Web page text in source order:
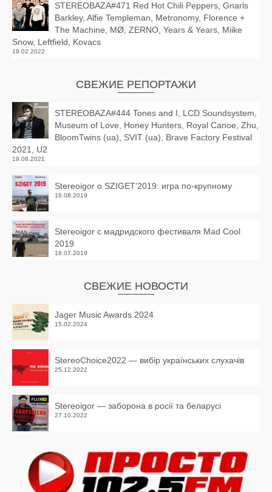
STEREOBAZA#471 Red Hot Chili Peppers, Gnarls
Barkley, Alfie Templeman, Metronomy, Florence +
The Machine, MØ, ZERNO, Years & Years, Miike
Snow, Leftfield, Kovacs
19.02.2022
СВЕЖИЕ РЕПОРТАЖИ
STEREOBAZA#444 Tones and I, LCD Soundsystem,
Museum of Love, Honey Hunters, Royal Canoe, Zhu,
BloomTwins (ua), SVIT (ua), Brave Factory Festival
2021, U2
19.08.2021
Stereoigor о SZIGET’2019: игра по-крупному
16.08.2019
Stereoigor с мадридского фестиваля Mad Cool
2019
18.07.2019
СВЕЖИЕ НОВОСТИ
Jager Music Awards 2024
15.02.2024
StereoChoice2022 — вибір українських слухачів
25.12.2022
Stereoigor — заборона в росії та беларусі
27.10.2022